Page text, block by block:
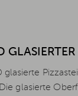
glasierte
glasierte